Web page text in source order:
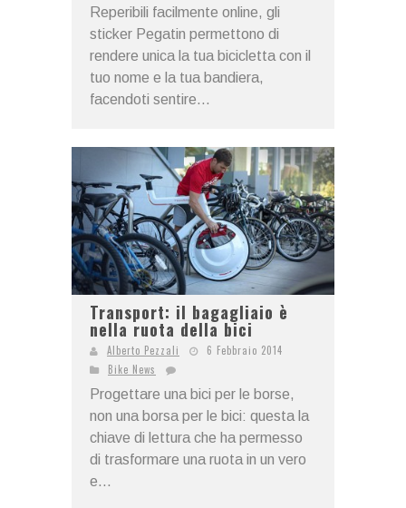
Reperibili facilmente online, gli
sticker Pegatin permettono di
rendere unica la tua bicicletta con il
tuo nome e la tua bandiera,
facendoti sentire...
Transport: il bagagliaio è
nella ruota della bici
Alberto Pezzali
6 Febbraio 2014
Bike News
Progettare una bici per le borse,
non una borsa per le bici: questa la
chiave di lettura che ha permesso
di trasformare una ruota in un vero
e...